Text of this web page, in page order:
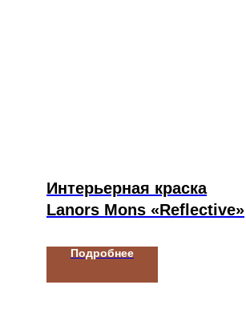
Интерьерная краска
Lanors Mons «Reflective»
Подробнее